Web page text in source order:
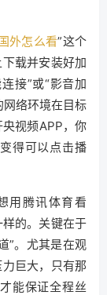
外怎么看”这个
载并安装好加
接”或“影音加
网络环境在目标
视频APP，你
得可以点击播
用腾讯体育看
的。关键在于
”。尤其是在观
巨大，只有那
能保证全程丝